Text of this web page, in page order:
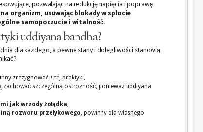
pozwalając na redukcję napięcia i poprawę
organizm, usuwając blokady w splocie
samopoczucie i witalność.
uddiyana bandha?
dla każdego, a pewne stany i dolegliwości stanowią
zrezygnować z tej praktyki,
zachować szczególną ostrożność, ponieważ uddiyana
jak wrzody żołądka,
rozworu przełykowego, powinny dla własnego